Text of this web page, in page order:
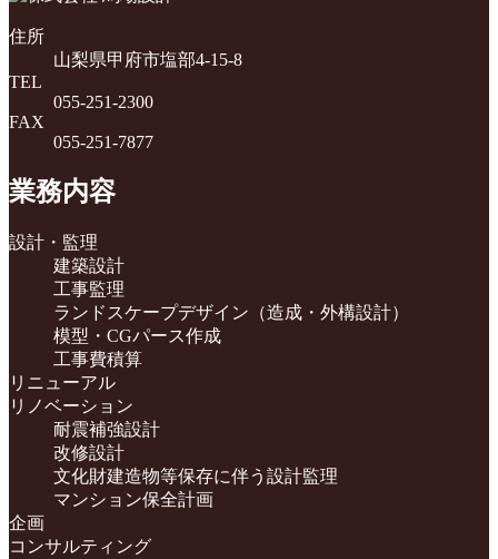
イ
住所
山梨県甲府市塩部4-15-8
TEL
055-251-2300
FAX
055-251-7877
業務内容
設計・監理
建築設計
工事監理
ランドスケープデザイン（造成・外構設計）
模型・CGパース作成
工事費積算
リニューアル
リノベーション
耐震補強設計
改修設計
文化財建造物等保存に伴う設計監理
マンション保全計画
企画
コンサルティング